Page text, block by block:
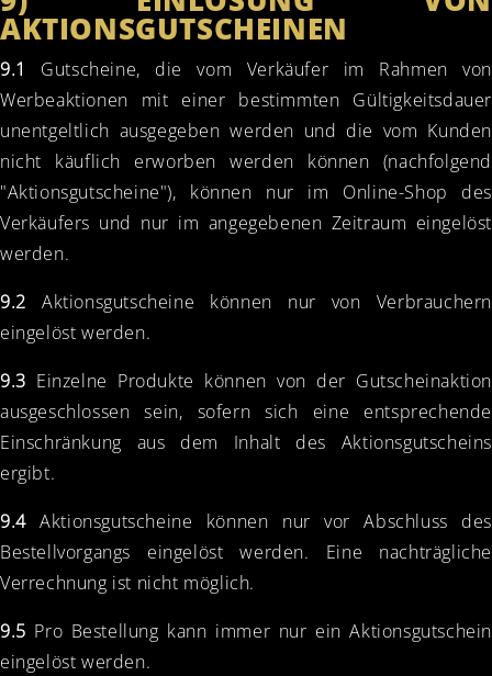
AKTIONSGUTSCHEINEN
9.1
Gutscheine, die vom Verkäufer im Rahmen von
Werbeaktionen mit einer bestimmten Gültigkeitsdauer
unentgeltlich ausgegeben werden und die vom Kunden
nicht käuflich erworben werden können (nachfolgend
"Aktionsgutscheine"), können nur im Online-Shop des
Verkäufers und nur im angegebenen Zeitraum eingelöst
werden.
9.2 Aktionsgutscheine können nur von Verbrauchern
eingelöst werden.
9.3 Einzelne Produkte können von der Gutscheinaktion
ausgeschlossen sein, sofern sich eine entsprechende
Einschränkung aus dem Inhalt des Aktionsgutscheins
ergibt.
9.4Aktionsgutscheine können nur vor Abschluss des
Bestellvorgangs eingelöst werden. Eine nachträgliche
Verrechnung ist nicht möglich.
9.5 Pro Bestellung kann immer nur ein Aktionsgutschein
eingelöst werden.